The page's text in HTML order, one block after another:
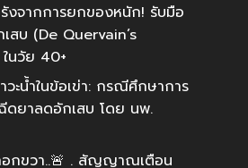
งจากการยกของหนัก! รับมือ
สบ (De Quervain’s
นวัย 40+
วะน้ำในข้อเข่า: กรณีศึกษาการ
ฉีดยาลดอักเสบ โดย นพ.
อกขวา..🚨 . สัญญาณเตือน